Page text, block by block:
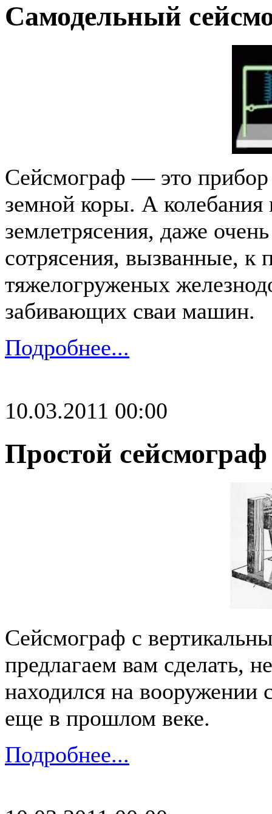
Самодельный
Сейсмограф — это прибор
земной коры. А
землетрясения, даже
сотрясения, вызванные, к
тяжелогруженых
забивающих сваи машин.
Подробнее...
10.03.2011 00:00
Простой
Сейсмограф с
предлагаем вам сделать,
находился на вооружении
еще в прошлом веке.
Подробнее...